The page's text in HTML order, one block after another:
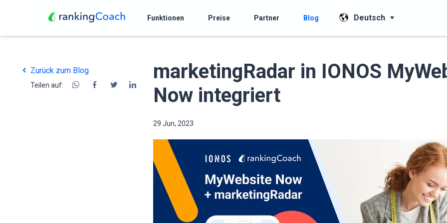
Funktionen Preise Partner Blog Deutsch
Zurück zum Blog
Teilen auf:
marketingRadar in IONOS
Now integriert
29 Jun, 2023